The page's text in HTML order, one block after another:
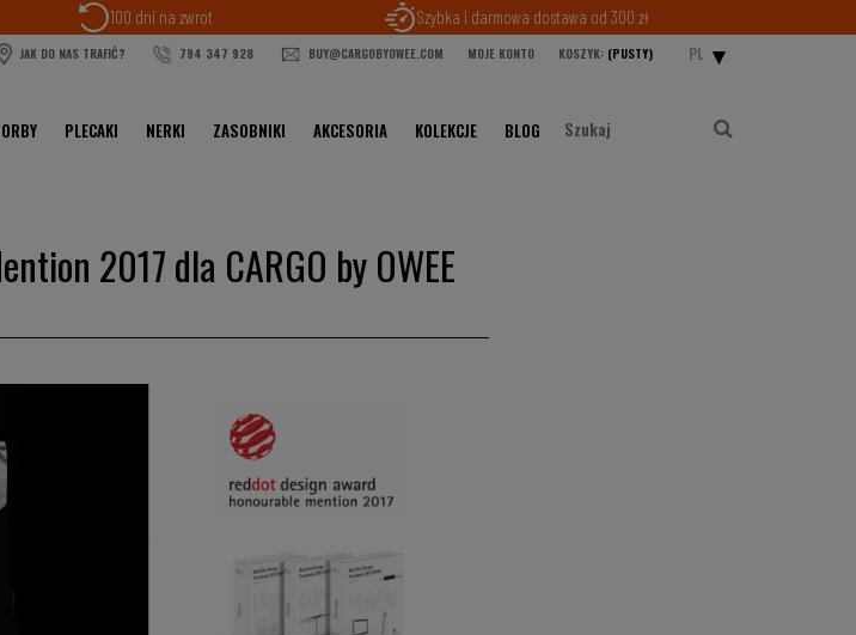
100 dni na zwrot Szybka i darmowa dostawa od 300 zł
JAK DO NAS TRAFIĆ? 794 347 928 BUY@CARGOBYOWEE.COM MOJE KONTO KOSZYK: (PUSTY) PL
PLECAKI NERKI ZASOBNIKI AKCESORIA KOLEKCJE BLOG
2017 dla CARGO by OWEE